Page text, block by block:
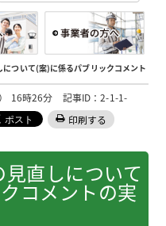
町民の方へ
ついて(案)に係るパブリックコメント
16時26分 記事ID：2-1-1-
印刷する
直しについて
コメントの実